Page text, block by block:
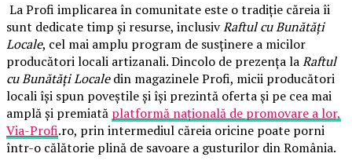
La Profi implicarea în comunitate este o tradiție căreia îi
sunt dedicate timp și resurse, inclusivRaftul cu Bunătăți
Locale, cel mai amplu program de susținere a micilor
producători locali artizanali. Dincolo de prezența laRaftul
cu Bunătăți Localedin magazinele Profi, micii producători
locali își spun poveștile și își prezintă oferta și pe cea mai
amplă și premiată platformă națională de promovare a lor,
Via-Profi.ro, prin intermediul căreia oricine poate porni
într-o călătorie plină de savoare a gusturilor din România.